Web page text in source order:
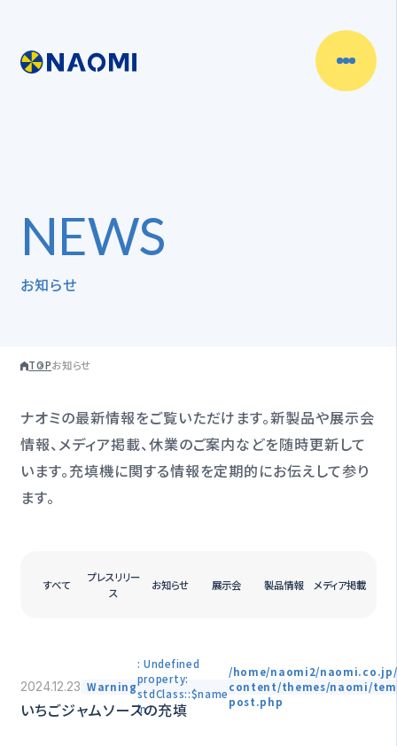
NEWS
お知らせ
TOPお知らせ
ナオミの最新情報をご覧いただけます。新製品や展示会
情報、メディア掲載、休業のご案内などを随時更新して
います。充填機に関する情報を定期的にお伝えして参り
ます。
すべて
プレスリリー
ス
お知らせ 展示会 製品情報 メディア掲載
2024.12.23 Warning
: Undefined
property:
stdClass::$name
in
/home/naomi2/
content/themes/naomi/
post.php
いちごジャムソースの充填